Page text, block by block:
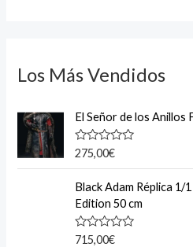
Los Más Vendidos
El Señor de los Anillos
R
e
0
o
u
t
275,00€
Black Adam Réplica 1/
Edition 50 cm
R
715,00€